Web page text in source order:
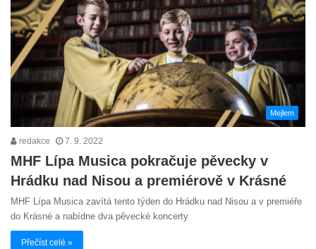
Mejlem
redakce 7. 9. 2022
MHF Lípa Musica pokračuje pěvecky v
Hrádku nad Nisou a premiérově v Krásné
MHF Lípa Musica zavítá tento týden do Hrádku nad Nisou a v premiéře
do Krásné a nabídne dva pěvecké koncerty
Přečíst celé »